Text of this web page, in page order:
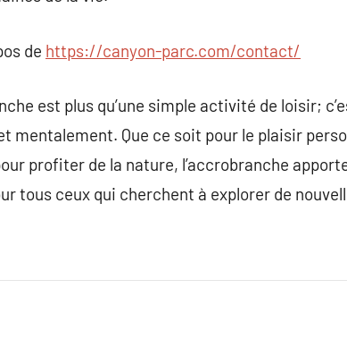
de https://canyon-parc.com/contact/
est plus qu’une simple activité de loisir;
mentalement. Que ce soit pour le plaisir
profiter de la nature, l’accrobranche
tous ceux qui cherchent à explorer de